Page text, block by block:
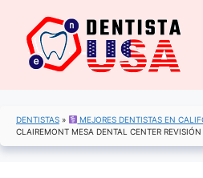
contenido
DENTISTAS » MEJORES DENTISTAS EN
CLAIREMONT MESA DENTAL CENTER